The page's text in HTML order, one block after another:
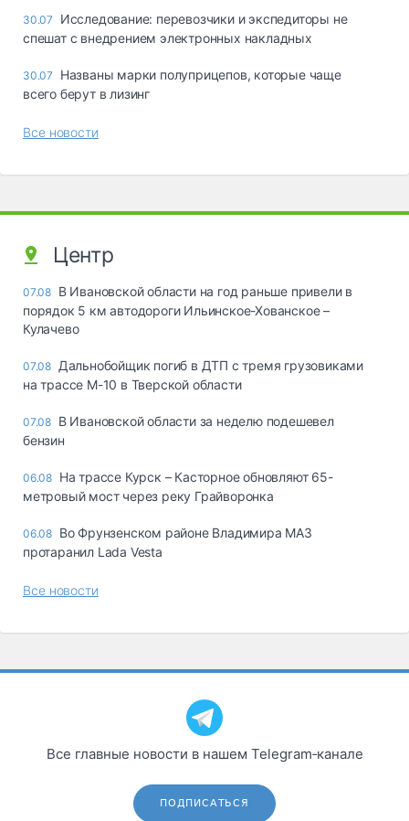
30.07
Исследование: перевозчики и экспедиторы не
спешат с внедрением электронных накладных
30.07
Названы марки полуприцепов, которые чаще
всего берут в лизинг
Все новости
Центр
07.08 В Ивановской области на год раньше привели в
порядок 5 км автодороги Ильинское-Хованское –
Кулачево
07.08 Дальнобойщик погиб в ДТП с тремя грузовиками
на трассе М-10 в Тверской области
07.08 В Ивановской области за неделю подешевел
бензин
06.08 На трассе Курск – Касторное обновляют 65-
метровый мост через реку Грайворонка
06.08 Во Фрунзенском районе Владимира МАЗ
протаранил Lada Vesta
Все новости
Все главные новости в нашем Telegram‑канале
ПОДПИСАТЬСЯ